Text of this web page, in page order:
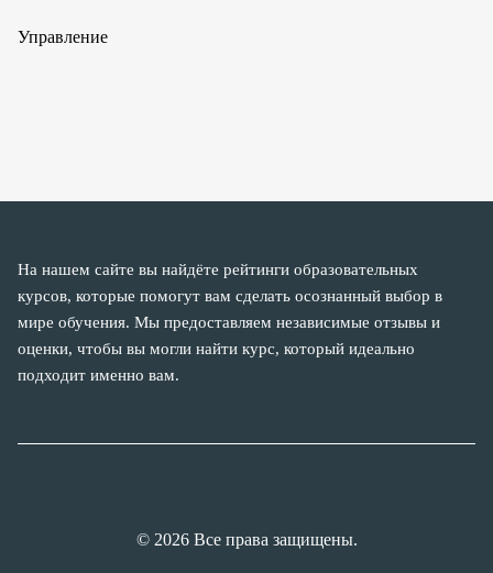
Управление
На нашем сайте вы найдёте рейтинги образовательных
курсов, которые помогут вам сделать осознанный выбор в
мире обучения. Мы предоставляем независимые отзывы и
оценки, чтобы вы могли найти курс, который идеально
подходит именно вам.
© 2026 Все права защищены.